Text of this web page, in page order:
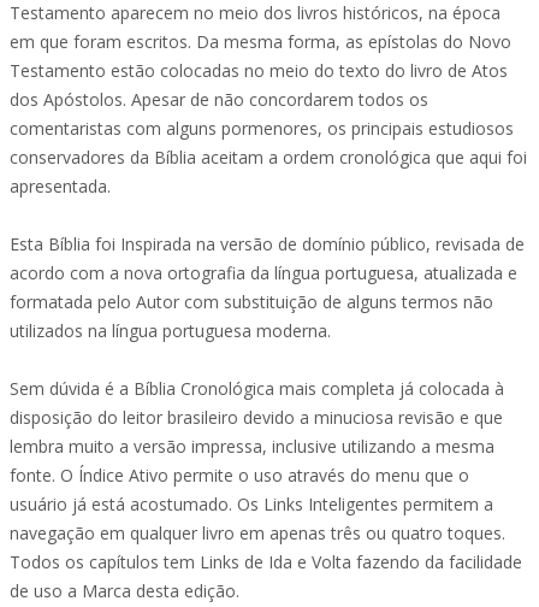
Testamento aparecem no meio dos livros históricos, na época
em que foram escritos. Da mesma forma, as epístolas do Novo
Testamento estão colocadas no meio do texto do livro de Atos
dos Apóstolos. Apesar de não concordarem todos os
comentaristas com alguns pormenores, os principais estudiosos
conservadores da Bíblia aceitam a ordem cronológica que aqui foi
apresentada.
Esta Bíblia foi Inspirada na versão de domínio público, revisada de
acordo com a nova ortografia da língua portuguesa, atualizada e
formatada pelo Autor com substituição de alguns termos não
utilizados na língua portuguesa moderna.
Sem dúvida é a Bíblia Cronológica mais completa já colocada à
disposição do leitor brasileiro devido a minuciosa revisão e que
lembra muito a versão impressa, inclusive utilizando a mesma
fonte. O Índice Ativo permite o uso através do menu que o
usuário já está acostumado. Os Links Inteligentes permitem a
navegação em qualquer livro em apenas três ou quatro toques.
Todos os capítulos tem Links de Ida e Volta fazendo da facilidade
de uso a Marca desta edição.